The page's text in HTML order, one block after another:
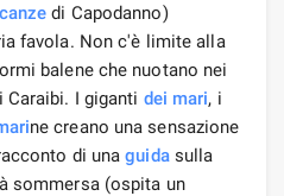
di Capodanno)
favola. Non c'è limite alla
balene che nuotano nei
Caraibi. I giganti dei mari, i
ne creano una sensazione
di unaguidasulla
sommersa (ospita un